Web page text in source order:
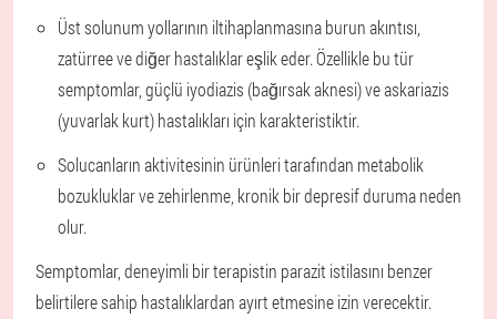
Üst solunum yollarının iltihaplanmasına burun akıntısı,
zatürree ve diğer hastalıklar eşlik eder. Özellikle bu tür
semptomlar, güçlü iyodiazis (bağırsak aknesi) ve askariazis
(yuvarlak kurt) hastalıkları için karakteristiktir.
Solucanların aktivitesinin ürünleri tarafından metabolik
bozukluklar ve zehirlenme, kronik bir depresif duruma neden
olur.
Semptomlar, deneyimli bir terapistin parazit istilasını benzer
belirtilere sahip hastalıklardan ayırt etmesine izin verecektir.